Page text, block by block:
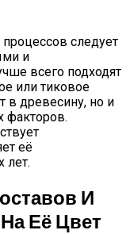
следует
и
всего подходят
или тиковое
в древесину, но и
факторов.
её
лет.
И
Её Цвет